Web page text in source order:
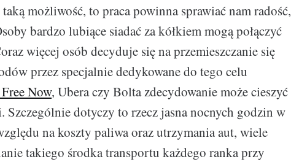
możliwość, to praca powinna sprawiać nam radość,
bardzo lubiące siadać za kółkiem mogą połączyć
więcej osób decyduje się na przemieszczanie się
przez specjalnie dedykowane do tego celu
Now, Ubera czy Bolta zdecydowanie może cieszyć
dotyczy to rzecz jasna nocnych godzin w
na koszty paliwa oraz utrzymania aut, wiele
takiego środka transportu każdego ranka przy